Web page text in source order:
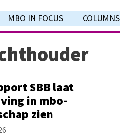
MBO IN FOCUS COLUMNS
SBB laat
in mbo-
zien